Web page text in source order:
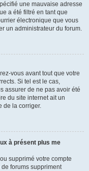
une mauvaise adresse
a été filtré en tant que
électronique que vous
un administrateur du forum.
vous avant tout que votre
Si tel est le cas,
assurer de ne pas avoir été
du site internet ait un
de la corriger.
à présent plus me
supprimé votre compte
forums suppriment